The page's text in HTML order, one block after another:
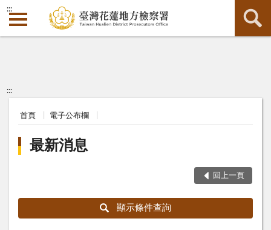
:::
:::
首頁 電子公布欄
最新消息
回上一頁
顯示條件查詢